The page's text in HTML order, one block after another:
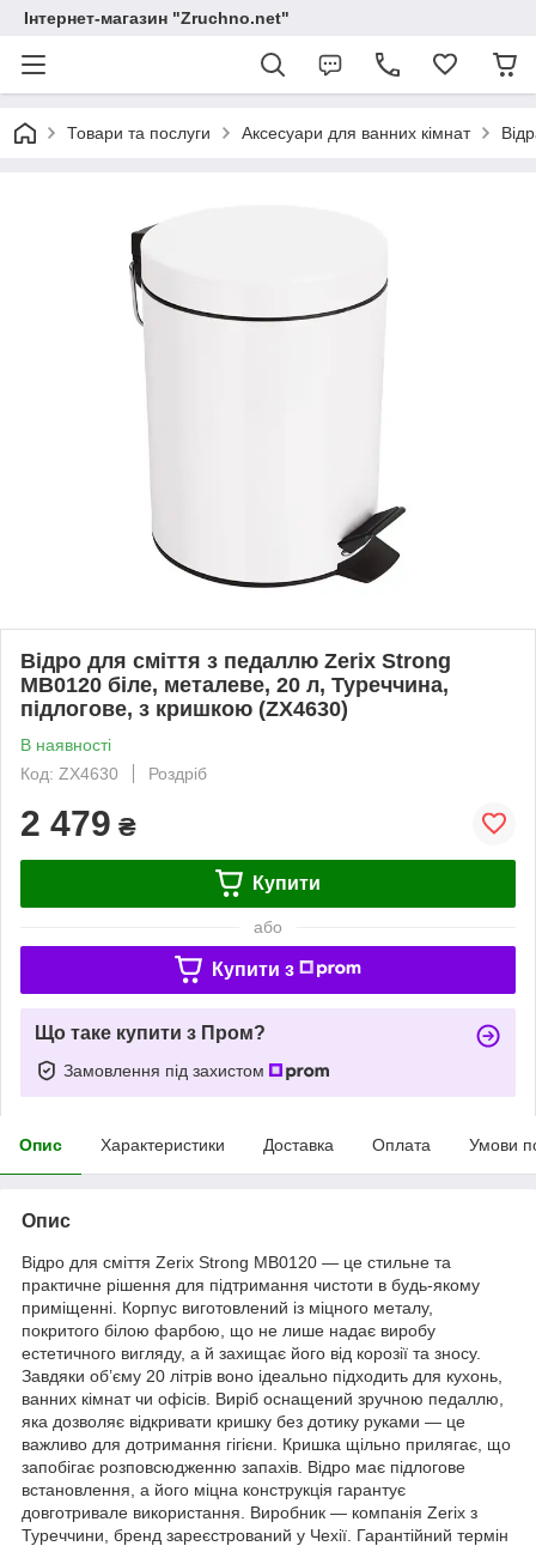
Інтернет-магазин "Zruchno.net"
Товари та послуги Аксесуари для ванних кімнат
Відро для сміття з педаллю Zerix Strong
MB0120 біле, металеве, 20 л, Туреччина,
підлогове, з кришкою (ZX4630)
В наявності
Код: ZX4630
Роздріб
2 479 ₴
Купити
або
Купити з
Що таке купити з Пром?
Замовлення під захистом
Опис Характеристики Доставка Оплата Умови
Опис
Відро для сміття Zerix Strong MB0120 — це стильне та
практичне рішення для підтримання чистоти в будь-якому
приміщенні. Корпус виготовлений із міцного металу,
покритого білою фарбою, що не лише надає виробу
естетичного вигляду, а й захищає його від корозії та зносу.
Завдяки об’єму 20 літрів воно ідеально підходить для кухонь,
ванних кімнат чи офісів. Виріб оснащений зручною педаллю,
яка дозволяє відкривати кришку без дотику руками — це
важливо для дотримання гігієни. Кришка щільно прилягає, що
запобігає розповсюдженню запахів. Відро має підлогове
встановлення, а його міцна конструкція гарантує
довготривале використання. Виробник — компанія Zerix з
Туреччини, бренд зареєстрований у Чехії. Гарантійний термін